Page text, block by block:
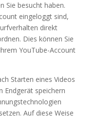
Sie besucht haben.
eingeloggt sind,
direkt
Dies können Sie
YouTube-Account
Starten eines Videos
Endgerät speichern
Auf diese Weise